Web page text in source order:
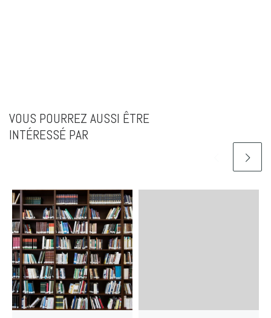
VOUS POURREZ AUSSI ÊTRE
INTÉRESSÉ PAR